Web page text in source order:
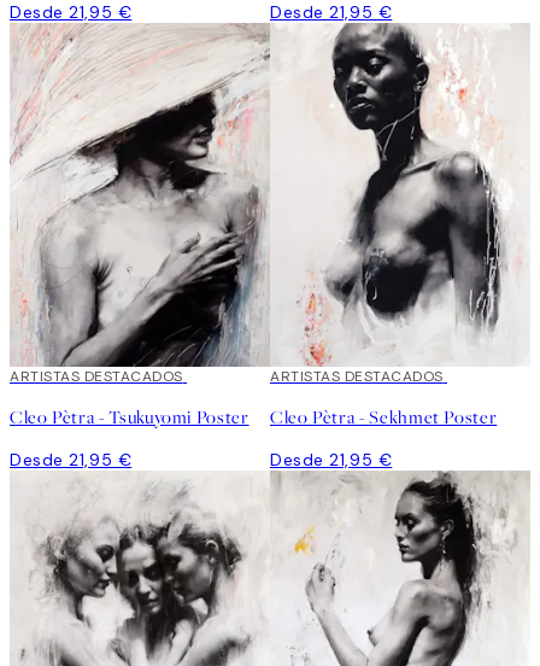
Desde 21,95 € Desde 21,95 €
ARTISTAS DESTACADOS
Cleo Pètra - Tsukuyomi Poster
Desde 21,95 €
ARTISTAS DESTACADOS
Cleo Pètra - Sekhmet Poster
Desde 21,95 €